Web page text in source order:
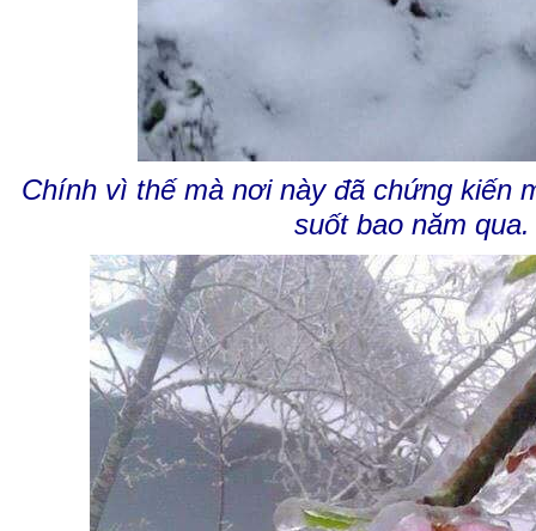
Chính vì thế mà nơi này đã chứng kiến
suốt bao năm qua.